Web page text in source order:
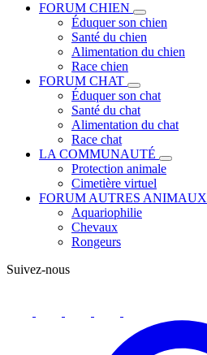
FORUM CHIEN
Éduquer son chien
Santé du chien
Alimentation du chien
Race chien
FORUM CHAT
Éduquer son chat
Santé du chat
Alimentation du chat
Race chat
LA COMMUNAUTÉ
Protection animale
Cimetière virtuel
FORUM AUTRES ANIMAUX
Aquariophilie
Chevaux
Rongeurs
Suivez-nous